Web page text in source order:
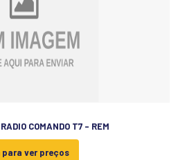
COMANDO T7 - REM
para ver preços